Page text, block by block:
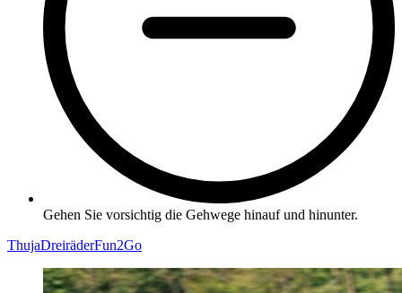
Gehen Sie vorsichtig die Gehwege hinauf und hinunter.
ThujaDreiräderFun2Go